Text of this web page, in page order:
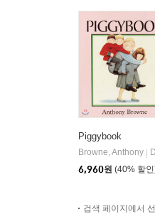
Piggybook
Browne, Anthony
6,960원 (40% 할
검색 페이지에서